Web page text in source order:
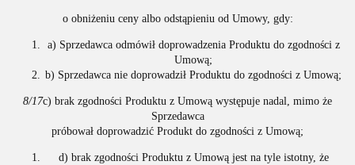
o obniżeniu ceny albo odstąpieniu od Umowy, gdy:
a) Sprzedawca odmówił doprowadzenia Produktu do zgodności z
Umową;
b) Sprzedawca nie doprowadził Produktu do zgodności z Umową;
8/17c) brak zgodności Produktu z Umową występuje nadal, mimo że
Sprzedawca
próbował doprowadzić Produkt do zgodności z Umową;
d) brak zgodności Produktu z Umową jest na tyle istotny, że